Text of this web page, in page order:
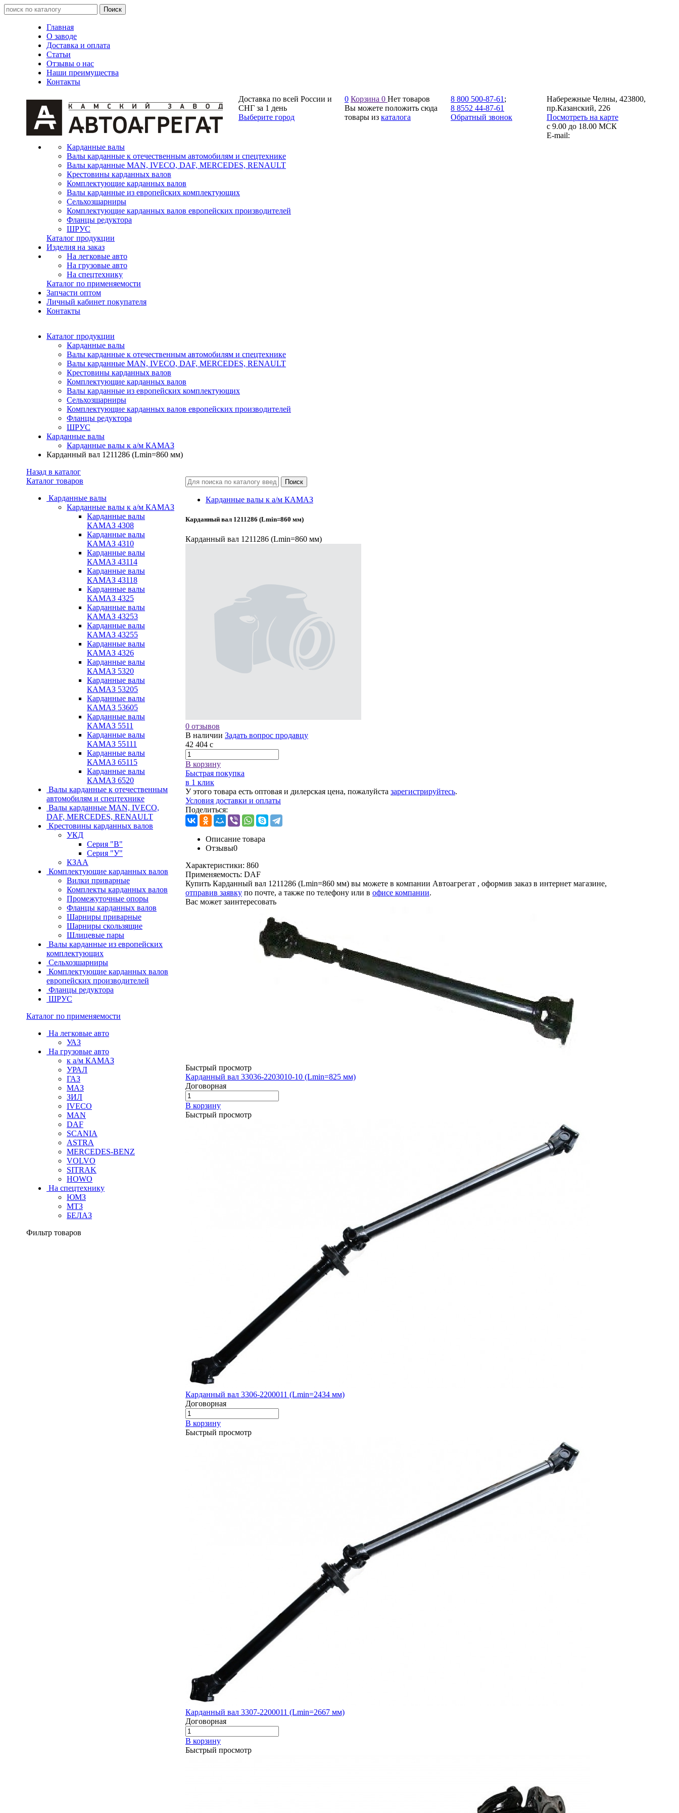
Главная
О заводе
Доставка и оплата
Статьи
Отзывы о нас
Наши преимущества
Контакты
Доставка по всей России и
СНГ за 1 день
Выберите город
0 Корзина 0 Нет товаров
Вы можете положить сюда
товары из каталога
8 800 500-87-61 ;
8 8552 44-87-61
Обратный звонок
Набережные Челны, 423800,
пр.Казанский, 226
Посмотреть на карте
с 9.00 до 18.00 МСК
E-mail:
Карданные валы
Валы карданные к отечественным автомобилям и спецтехнике
Валы карданные MAN, IVECO, DAF, MERCEDES, RENAULT
Крестовины карданных валов
Комплектующие карданных валов
Валы карданные из европейских комплектующих
Сельхозшарниры
Комплектующие карданных валов европейских производителей
Фланцы редуктора
ШРУС
Каталог продукции
Изделия на заказ
На легковые авто
На грузовые авто
На спецтехнику
Каталог по применяемости
Запчасти оптом
Личный кабинет покупателя
Контакты
Каталог продукции
Карданные валы
Валы карданные к отечественным автомобилям и спецтехнике
Валы карданные MAN, IVECO, DAF, MERCEDES, RENAULT
Крестовины карданных валов
Комплектующие карданных валов
Валы карданные из европейских комплектующих
Сельхозшарниры
Комплектующие карданных валов европейских производителей
Фланцы редуктора
ШРУС
Карданные валы
Карданные валы к а/м КАМАЗ
Карданный вал 1211286 (Lmin=860 мм)
Назад в каталог
Каталог товаров
Карданные валы
Карданные валы к а/м КАМАЗ
Карданные валы
КАМАЗ 4308
Карданные валы
КАМАЗ 4310
Карданные валы
КАМАЗ 43114
Карданные валы
КАМАЗ 43118
Карданные валы
КАМАЗ 4325
Карданные валы
КАМАЗ 43253
Карданные валы
КАМАЗ 43255
Карданные валы
КАМАЗ 4326
Карданные валы
КАМАЗ 5320
Карданные валы
КАМАЗ 53205
Карданные валы
КАМАЗ 53605
Карданные валы
КАМАЗ 5511
Карданные валы
КАМАЗ 55111
Карданные валы
КАМАЗ 65115
Карданные валы
КАМАЗ 6520
Валы карданные к отечественным
автомобилям и спецтехнике
Валы карданные MAN, IVECO,
DAF, MERCEDES, RENAULT
Крестовины карданных валов
УКД
Серия "В"
Серия "У"
КЗАА
Комплектующие карданных валов
Вилки приварные
Комплекты карданных валов
Промежуточные опоры
Фланцы карданных валов
Шарниры приварные
Шарниры скользящие
Шлицевые пары
Валы карданные из европейских
комплектующих
Сельхозшарниры
Комплектующие карданных валов
европейских производителей
Фланцы редуктора
ШРУС
Каталог по применяемости
На легковые авто
УАЗ
На грузовые авто
к а/м КАМАЗ
УРАЛ
ГАЗ
МАЗ
ЗИЛ
IVECO
MAN
DAF
SCANIA
ASTRA
MERCEDES-BENZ
VOLVO
SITRAK
HOWO
На спецтехнику
ЮМЗ
МТЗ
БЕЛАЗ
Фильтр товаров
Карданные валы к а/м КАМАЗ
Карданный вал 1211286 (Lmin=860 мм)
Карданный вал 1211286 (Lmin=860 мм)
0 отзывов
В наличии Задать вопрос продавцу
42 404 c
В корзину
Быстрая покупка
в 1 клик
У этого товара есть оптовая и дилерская цена, пожалуйста зарегистрируйтесь.
Условия доставки и оплаты
Поделиться:
Описание товара
Отзывы0
Характеристики: 860
Применяемость: DAF
Купить Карданный вал 1211286 (Lmin=860 мм) вы можете в компании Автоагрегат , оформив заказ в интернет магазине,
отправив заявку по почте, а также по телефону или в офисе компании.
Вас может заинтересовать
Быстрый просмотр
Карданный вал 33036-2203010-10 (Lmin=825 мм)
Договорная
В корзину
Быстрый просмотр
Карданный вал 3306-2200011 (Lmin=2434 мм)
Договорная
В корзину
Быстрый просмотр
Карданный вал 3307-2200011 (Lmin=2667 мм)
Договорная
В корзину
Быстрый просмотр